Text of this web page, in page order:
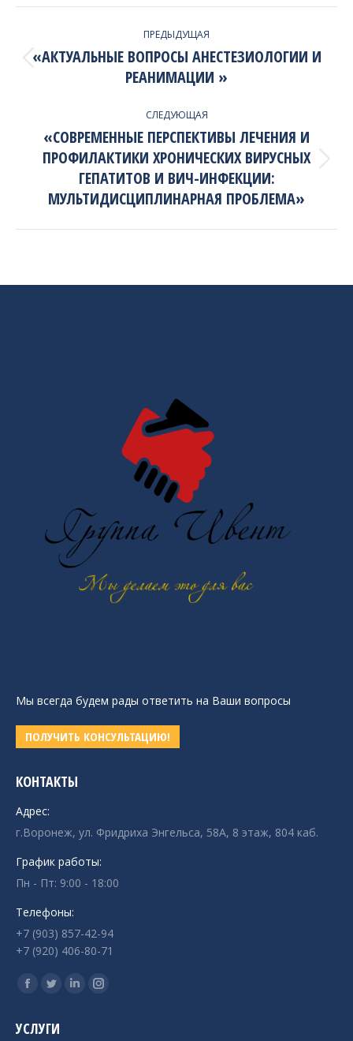
NAVIGATION
ПРЕДЫДУЩАЯ
Previous
project:
«АКТУАЛЬНЫЕ ВОПРОСЫ АНЕСТЕЗИОЛОГИИ И
РЕАНИМАЦИИ »
СЛЕДУЮЩАЯ
Next
project:
«СОВРЕМЕННЫЕ ПЕРСПЕКТИВЫ ЛЕЧЕНИЯ И
ПРОФИЛАКТИКИ ХРОНИЧЕСКИХ ВИРУСНЫХ
ГЕПАТИТОВ И ВИЧ-ИНФЕКЦИИ:
МУЛЬТИДИСЦИПЛИНАРНАЯ ПРОБЛЕМА»
Мы всегда будем рады ответить на Ваши вопросы
ПОЛУЧИТЬ КОНСУЛЬТАЦИЮ!
КОНТАКТЫ
Адрес:
г.Воронеж, ул. Фридриха Энгельса, 58А, 8 этаж, 804 каб.
График работы:
Пн - Пт: 9:00 - 18:00
Телефоны:
+7 (903) 857-42-94
+7 (920) 406-80-71
Ищите нас:
Страница
открывается
Страница
открывается
СтраницаСтраница
УСЛУГИ